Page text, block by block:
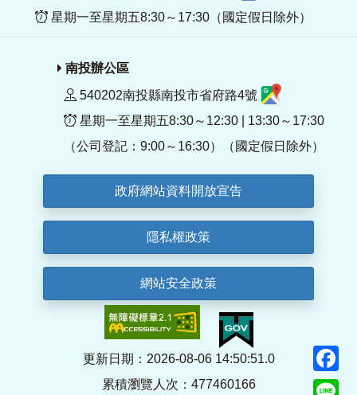
星期一至星期五8:30～17:30（國定假日除外）
南投辦公區
540202南投縣南投市省府路4號
星期一至星期五8:30～12:30 | 13:30～17:30
（公司登記：9:00～16:30）（國定假日除外）
政府網站資料開放宣告
隱私權政策
網站安全政策
更新日期：2026-08-06 14:50:51.0
累積瀏覽人次：477460166